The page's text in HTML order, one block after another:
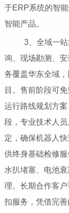
于ERP系统的智
智能产品。
3、全域一站
询、现场勘测、
务覆盖华东全域
目。售前阶段可
运行路线规划方
段，专业技术人
定，确保机器人
供终身基础检修
水扒堵塞、电池
理。长期合作客
扣服务，凭借完